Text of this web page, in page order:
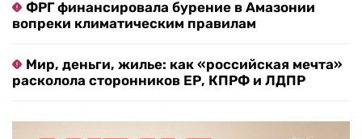
ФРГ финансировала бурение в Амазонии
вопреки климатическим правилам
Мир, деньги, жилье: как «российская мечта»
расколола сторонников ЕР, КПРФ и ЛДПР